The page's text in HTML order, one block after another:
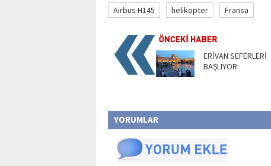
Airbus H145
helikopter Fransa
ERİVAN SEFERLERİ
BAŞLIYOR
YORUMLAR